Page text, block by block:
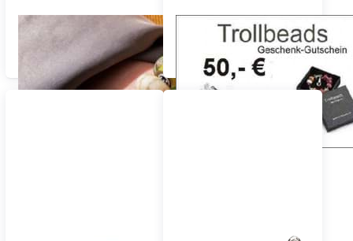
Funkelnde Momente
Limited Edition Diamat
Beads
Geschenk Gutschein